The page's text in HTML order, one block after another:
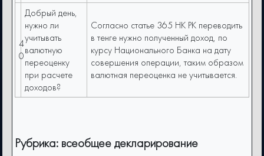
4
0
Добрый день,
нужно ли
учитывать
валютную
переоценку
при расчете
доходов?
Согласно статье 365 НК РК переводить
в тенге нужно полученный доход, по
курсу Национального Банка на дату
совершения операции, таким образом
валютная переоценка не учитывается.
Рубрика: всеобщее декларирование